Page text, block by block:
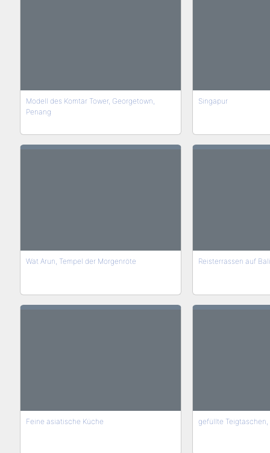
Modell des Komtar Tower, Georgetown,
Penang
Singapur
Wat Arun, Tempel der Morgenröte Reisterrassen auf Bali
Feine asiatische Küche gefüllte Teigtaschen,